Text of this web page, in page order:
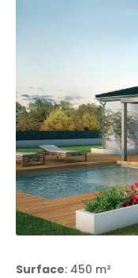
Surface: 450 m²